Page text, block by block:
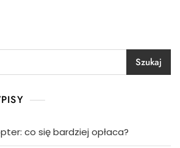
Szukaj
co się bardziej opłaca?